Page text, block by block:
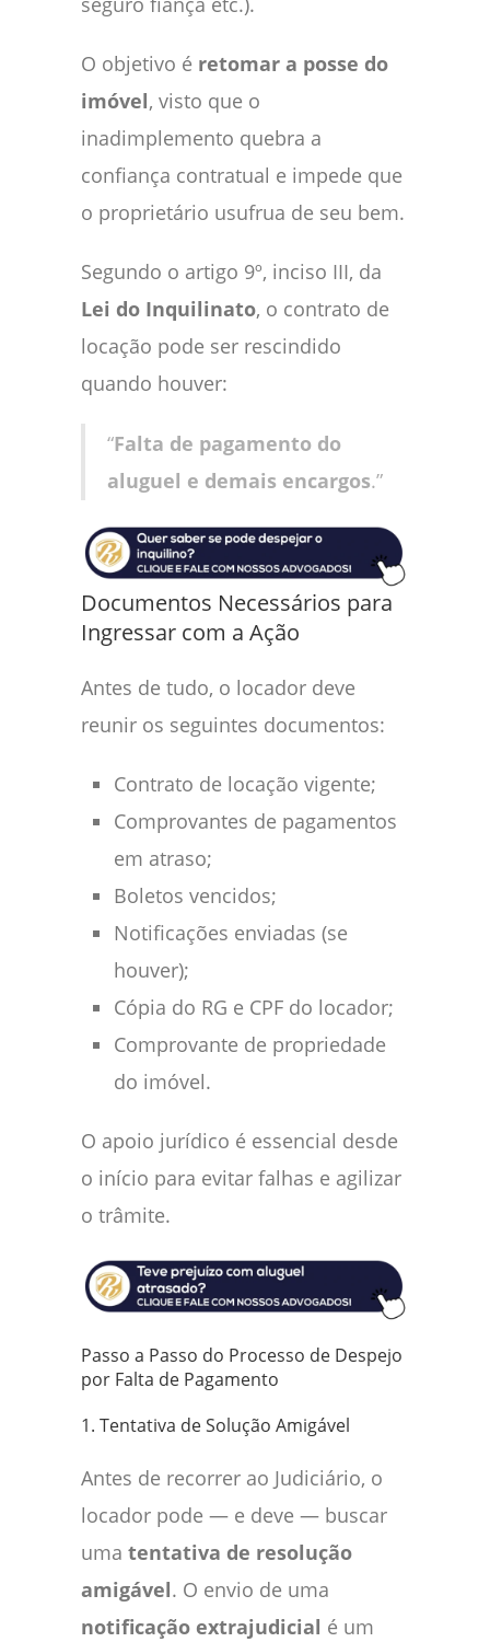
O objetivo é retomar a posse do
imóvel, visto que o
inadimplemento quebra a
confiança contratual e impede que
o proprietário usufrua de seu bem.
Segundo o artigo 9º, inciso III, da
Lei do Inquilinato, o contrato de
locação pode ser rescindido
quando houver:
“Falta de pagamento do
aluguel e demais encargos.”
Documentos Necessários para
Ingressar com a Ação
Antes de tudo, o locador deve
reunir os seguintes documentos:
Contrato de locação vigente;
Comprovantes de pagamentos
em atraso;
Boletos vencidos;
Notificações enviadas (se
houver);
Cópia do RG e CPF do locador;
Comprovante de propriedade
do imóvel.
O apoio jurídico é essencial desde
o início para evitar falhas e agilizar
o trâmite.
Passo a Passo do Processo de Despejo
por Falta de Pagamento
1. Tentativa de Solução Amigável
Antes de recorrer ao Judiciário, o
locador pode — e deve — buscar
uma tentativa de resolução
amigável. O envio de uma
notificação extrajudicial é um